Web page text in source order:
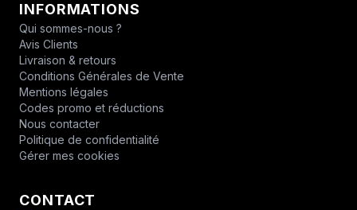
INFORMATIONS
Qui sommes-nous ?
Avis Clients
Livraison & retours
Conditions Générales de Vente
Mentions légales
Codes promo et réductions
Nous contacter
Politique de confidentialité
Gérer mes cookies
CONTACT